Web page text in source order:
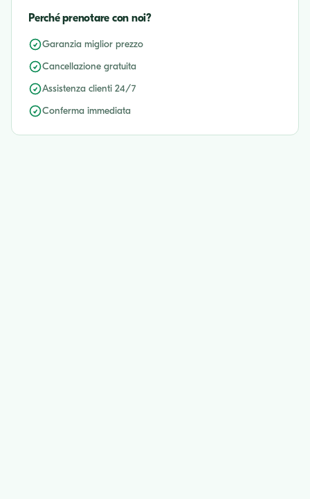
Perché prenotare con noi?
Garanzia miglior prezzo
Cancellazione gratuita
Assistenza clienti 24/7
Conferma immediata